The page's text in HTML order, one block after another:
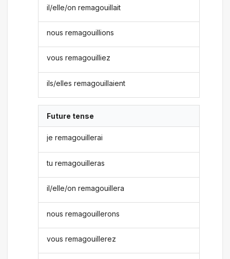
il/elle/on remagouillait
nous remagouillions
vous remagouilliez
ils/elles remagouillaient
Future tense
je remagouillerai
tu remagouilleras
il/elle/on remagouillera
nous remagouillerons
vous remagouillerez